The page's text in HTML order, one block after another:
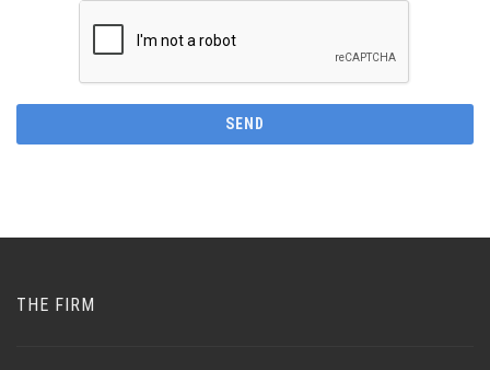
THE FIRM